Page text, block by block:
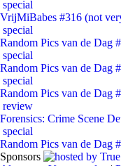
special
VrijMiBabes #316 (not
special
Random Pics van de Dag
special
Random Pics van de Dag
special
Random Pics van de Dag
review
Forensics: Crime Scene
special
Random Pics van de Dag
Sponsors